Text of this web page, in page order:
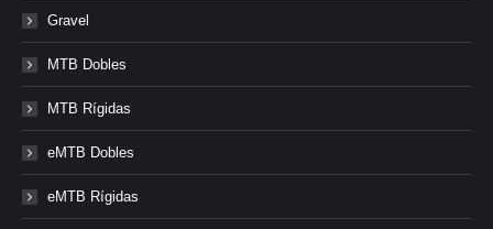
Gravel
MTB Dobles
MTB Rígidas
eMTB Dobles
eMTB Rígidas